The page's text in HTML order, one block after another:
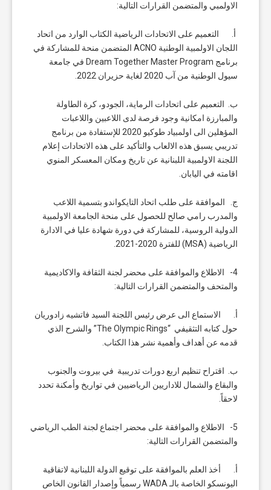
الاولمبي والمتضمن القرارات التالية:
‌ أ. التعميم على الاتحادات الرياضية الكتاب الوارد من اتحاد
اللجان الاولمبية الوطنية ACNO المتضمن منحة للمشاركة في
برنامج Dream Together Master Program في جامعة
سيول الوطنية من آب 2020 لغاية حزيران 2022.
ب. التعميم على اتحادات الرماية، الجودو، كرة الطاولة
والمبارزة امكانية وجود فرصة لدى اللاعبين واللاعبات
المؤهلين الى اولمبياد طوكيو 2020 للإستفادة من برنامج
تدريبي يسبق هذه الالعاب والتأكيد على هذه الاتحادات إعلام
اللجنة الاولمبية اللبنانية عن تاريخ ومكان المعسكر المنوي
اقامته في اليابان.
ج. الموافقة على طلب اتحاد التايكواندو بتسمية اللاعب
والمدرب رامي صالح للحصول على منحة الجامعة الاولمبية
الدولية الروسية، للمشاركة في دورة شهادة عليا في الادارة
الرياضية (MSA) للفترة 2020-2021.
4- الاطلاع والموافقة على محضر لجنة الثقافة والاكاديمية
والمتحف والمتضمن القرارات التالية:
أ. الاستماع الى عرض رئيس اللجنة السيد فاتشيه زادوريان
حول كتابه التثقيفي “The Olympic Rings” والشرح الذي
قدمه عن أهداف وأهمية نشر هذا الكتاب.
ب. اقتراح تنظيم اربع دورات تدريبية في بيروت والجنوب
والبقاع والشمال للاداريين الرياضيين في تواريخ وأمكنة تحدد
لاحقاً.
5- الاطلاع والموافقة على محضر اجتماع لجنة الطب الرياضي
والمتضمن القرارات التالية:
أ. أخذ العلم بالموافقة على توقيع الدولة اللبنانية لاتفاقية
اليونسكو الخاصة بالـ WADA رسمياً وإصدار القانون الخاص